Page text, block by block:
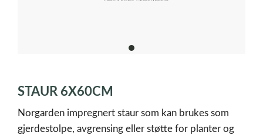
item
of
1
STAUR 6X60CM
Norgarden impregnert staur som kan brukes som
gjerdestolpe, avgrensing eller støtte for planter og